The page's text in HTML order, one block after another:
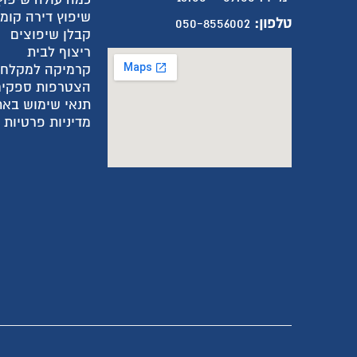
טלפון: 050-8556002
שיפוץ דירה
קבלן שיפוצים
ריצוף לבית
קרמיקה
הצטרפות
תנאי שימוש
מדיניות